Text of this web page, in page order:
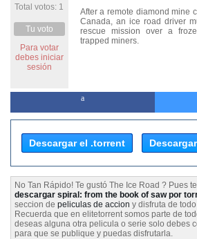
Total votos: 1
Tu voto
Para votar
debes iniciar
sesión
After a remote diamond mine
Canada, an ice road driver
rescue mission over a
trapped miners.
Descargar el .torrent
No Tan Rápido! Te gustó The Ice Road ? Pues
descargar spiral: from the book of saw por
seccion de peliculas de accion y disfruta de
Recuerda que en elitetorrent somos parte de
deseas alguna otra pelicula o serie solo debes
para que se publique y puedas disfrutarla.